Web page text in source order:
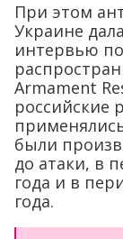
При этом
Украине
интервью
Armament
российские
были
до атаки, в
года и в
года.